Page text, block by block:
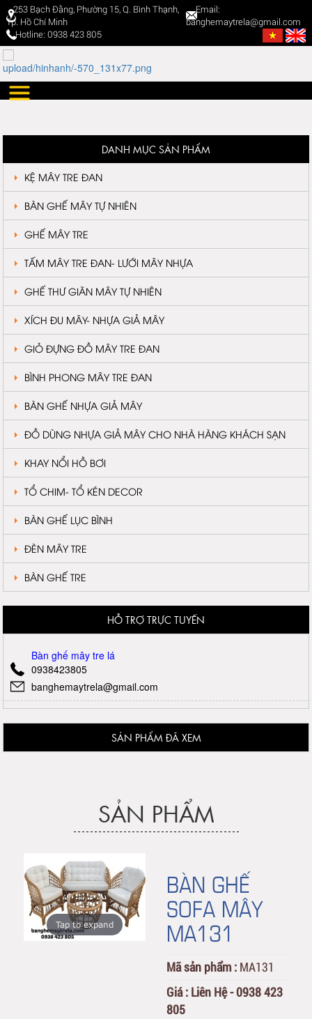
253 Bạch Đằng, Phường 15, Q. Bình Thạnh,
Tp. Hồ Chí Minh
Email:
banghemaytrela@gmail.com
Hotline: 0938 423 805
DANH MỤC SẢN PHẨM
KỆ MÂY TRE ĐAN
BÀN GHẾ MÂY TỰ NHIÊN
GHẾ MÂY TRE
TẤM MÂY TRE ĐAN- LƯỚI MÂY NHỰA
GHẾ THƯ GIÃN MÂY TỰ NHIÊN
XÍCH ĐU MÂY- NHỰA GIẢ MÂY
GIỎ ĐỰNG ĐỒ MÂY TRE ĐAN
BÌNH PHONG MÂY TRE ĐAN
BÀN GHẾ NHỰA GIẢ MÂY
ĐỒ DÙNG NHỰA GIẢ MÂY CHO NHÀ HÀNG KHÁCH SẠN
KHAY NỔI HỒ BƠI
TỔ CHIM- TỔ KÉN DECOR
BÀN GHẾ LỤC BÌNH
ĐÈN MÂY TRE
BÀN GHẾ TRE
HỖ TRỢ TRỰC TUYẾN
Bàn ghế mây tre lá
0938423805
banghemaytrela@gmail.com
SẢN PHẨM ĐÃ XEM
SẢN PHẨM
Tap to expand
BÀN GHẾ
SOFA MÂY
MA131
Mã sản phẩm : MA131
Giá : Liên Hệ - 0938 423
805